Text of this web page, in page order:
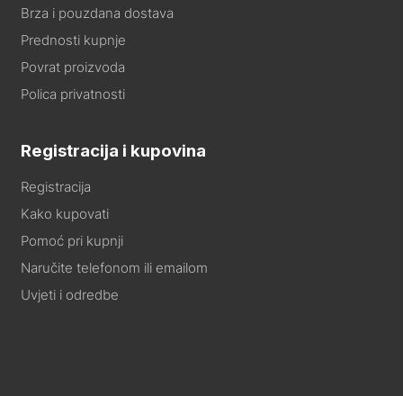
Brza i pouzdana dostava
Prednosti kupnje
Povrat proizvoda
Polica privatnosti
Registracija i kupovina
Registracija
Kako kupovati
Pomoć pri kupnji
Naručite telefonom ili emailom
Uvjeti i odredbe